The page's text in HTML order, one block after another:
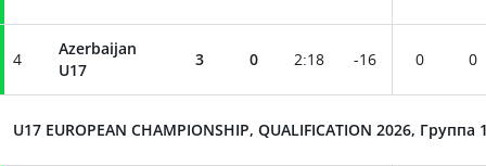
4
Azerbaijan
U17
3 0 2:18 -16 0 0
U17 EUROPEAN CHAMPIONSHIP, QUALIFICATION 2026, Группа